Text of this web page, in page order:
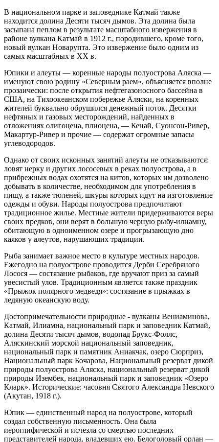
В национальном парке и заповеднике Катмай также
находится долина Десяти тысяч дымов. Эта долина была
засыпана пеплом в результате масштабного извержения в
районе вулкана Катмай в 1912 г., породившего, кроме того,
новый вулкан Новарупта. Это извержение было одним из
самых масштабных в XX в.
Юпики и алеуты — коренные народы полуострова Аляска —
именуют свою родину «Северным раем», объясняется вполне
прозаически: после открытия нефтегазоносного бассейна в
США, на Тихоокеанском побережье Аляски, на коренных
жителей буквально обрушился денежный поток. Десятки
нефтяных и газовых месторождений, найденных в
отложениях олигоцена, плиоцена, — Кенай, Суонсон-Ривер,
Макартур-Ривер и прочие — содержат огромные запасы
углеводородов.
Однако от своих исконных занятий алеуты не отказываются:
ловят нерку и других лососевых в реках полуострова, а в
прибрежных водах охотятся на китов, которых им дозволено
добывать в количестве, необходимом для употребления в
пищу, а также тюленей, шкуры которых идут на изготовление
одежды и обуви. Народы полуострова предпочитают
традиционное жилье. Местные жители придерживаются веры
своих предков, они верят в большую черную рыбу-илиамну,
обитающую в одноименном озере и прогрызающую дно
каяков у алеутов, нарушающих традиции.
Рыба занимает важное место в культуре местных народов.
Ежегодно на полуострове проводится Дерби Серебряного
Лосося — состязание рыбаков, где вручают приз за самый
увесистый улов. Традиционным является также праздник
«Прыжок полярного медведя»: состязание в прыжках в
ледяную океанскую воду.
Достопримечательности природные - вулканы Вениаминова,
Катмай, Илиамна, национальный парк и заповедник Катмай,
долина Десяти тысяч дымов, водопад Брукс-Фоллс,
Аляскинский морской национальный заповедник,
национальный парк и памятник Аниакчак, озеро Сюрприз,
Национальный парк Бочарова, Национальный резерват дикой
природы полуострова Аляска, национальный резерват дикой
природы Изембек, национальный парк и заповедник «Озеро
Кларк». Исторические: часовня Святого Александра Невского
(Акутан, 1918 г.).
Юпик — единственный народ на полуострове, который
создал собственную письменность. Она была
иероглифической и исчезла со смертью последних
представителей народа, владевших ею. Белоголовый орлан —